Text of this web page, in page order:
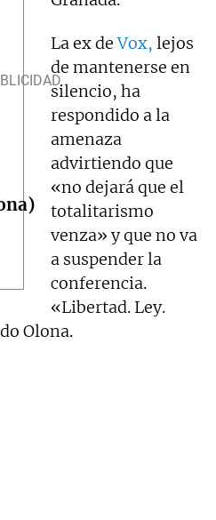
La ex deVox, lejos
de mantenerse en
silencio, ha
respondido a la
amenaza
advirtiendo que
«no dejará que el
totalitarismo
venza» y que no va
a suspender la
conferencia.
«Libertad. Ley.
Olona.